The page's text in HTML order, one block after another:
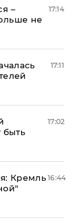
–
не
17:14
17:11
быть
17:02
Кремль16:44